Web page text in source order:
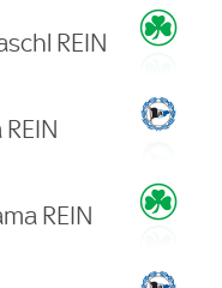
REIN
REIN